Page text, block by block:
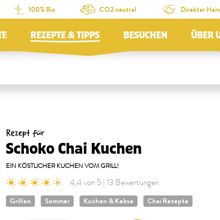
100% Bio CO2 neutral Direkter
REZEPTE & TIPPS BESUCHEN ÜBER
Rezept für
Schoko Chai Kuchen
EIN KÖSTLICHER KUCHEN VOM GRILL!
4,4 von 5 | 13 Bewertungen
Grillen Sommer Kuchen & Kekse Chai Rezepte